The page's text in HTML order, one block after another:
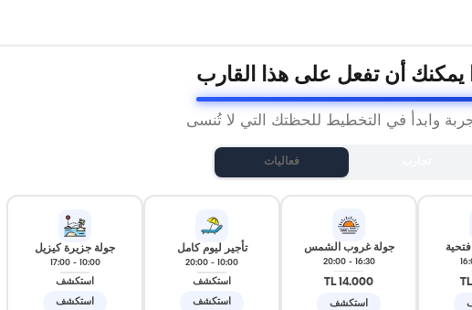
يمكنك أن تفعل على هذا القارب
وابدأ في التخطيط للحظتك التي لا تُنسى
فعاليات
جولة غروب الشمس
16:30
-
20:00
14.000 TL
استكشف
تأجير ليوم كامل
10:00
-
20:00
استكشف
استكشف
جولة جزيرة كيزيل
10:00
-
17:00
استكشف
استكشف